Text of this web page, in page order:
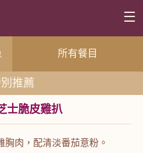
所有餐目
推薦
士脆皮雞扒
胸肉，配清淡番茄意粉。